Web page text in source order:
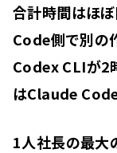
合計時間はほ
Code側で別の
Codex CLIが2
はClaude
1人社長の最大